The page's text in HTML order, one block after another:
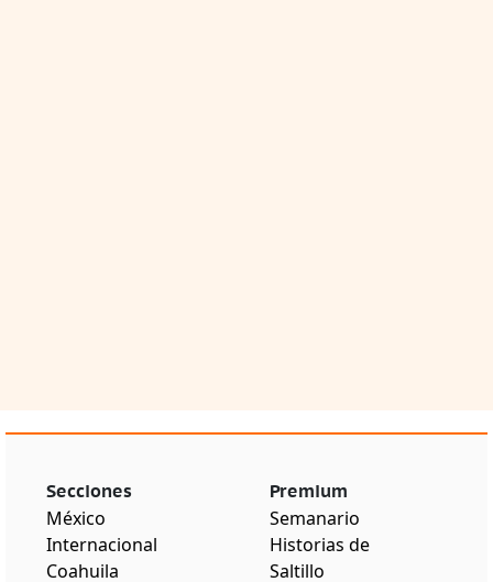
Secciones
México
Internacional
Coahuila
Premium
Semanario
Historias de
Saltillo